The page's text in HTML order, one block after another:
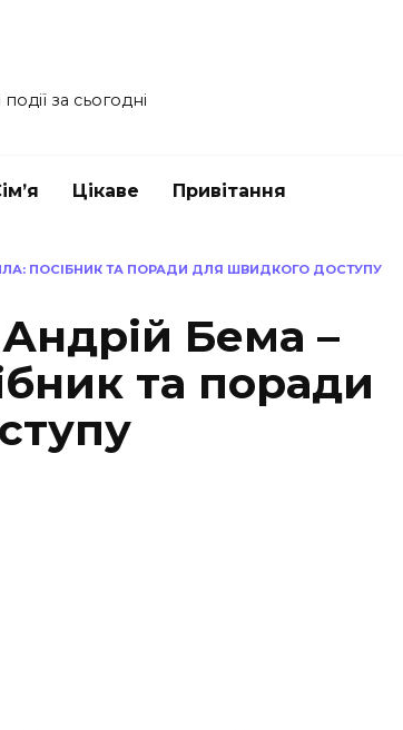
за сьогодні
Цікаве Привітання
ПОСІБНИК ТА ПОРАДИ ДЛЯ ШВИДКОГО ДОСТУПУ
Бема –
та поради